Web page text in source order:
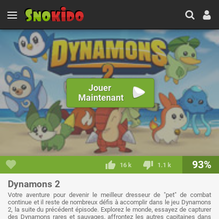
Jouer
Maintenant
16 k 1.1 k 93%
Dynamons 2
Votre aventure pour devenir le meilleur dresseur de "pet" de combat
continue et il reste de nombreux défis à accomplir dans le jeu Dynamons
2, la suite du précédent épisode. Explorez le monde, essayez de capturer
des Dynamons rares et sauvages, affrontez les autres capitaines dans